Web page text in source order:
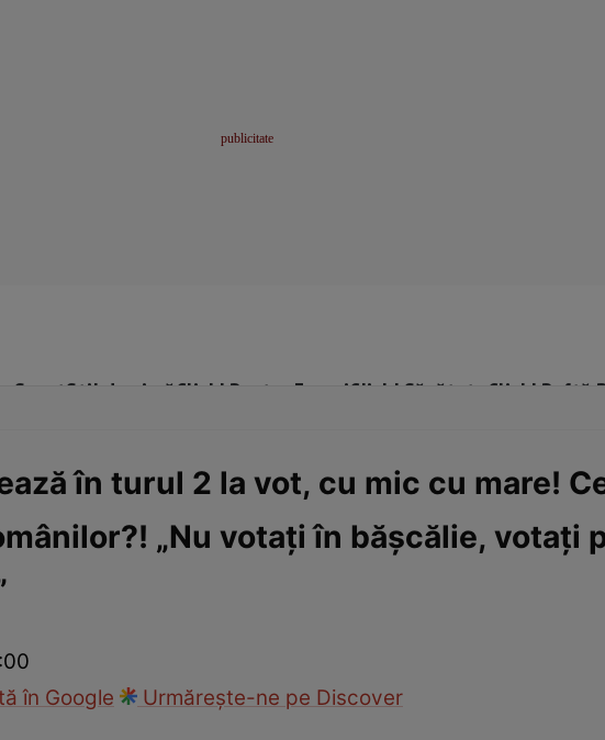
SportStil de viațăClick! Pentru FemeiClick! Sănătate Click! Poftă
Paparazzii Click!
în turul 2 la vot, cu mic cu mare!
„Nu votați în bășcălie, votați
în Google
Urmărește-ne pe Discover